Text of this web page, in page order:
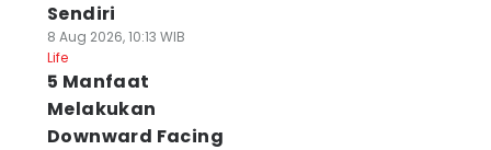
Sendiri
8 Aug 2026, 10:13 WIB
Life
5 Manfaat
Melakukan
Downward Facing